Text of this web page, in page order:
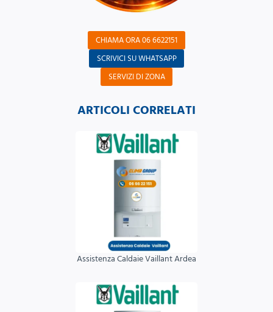
CHIAMA ORA 06 6622151
SCRIVICI SU WHATSAPP
SERVIZI DI ZONA
ARTICOLI CORRELATI
Assistenza Caldaie Vaillant Ardea